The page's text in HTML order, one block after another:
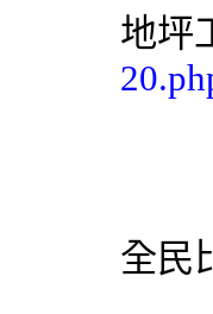
地坪
全民